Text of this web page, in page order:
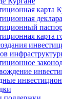
карта
карта